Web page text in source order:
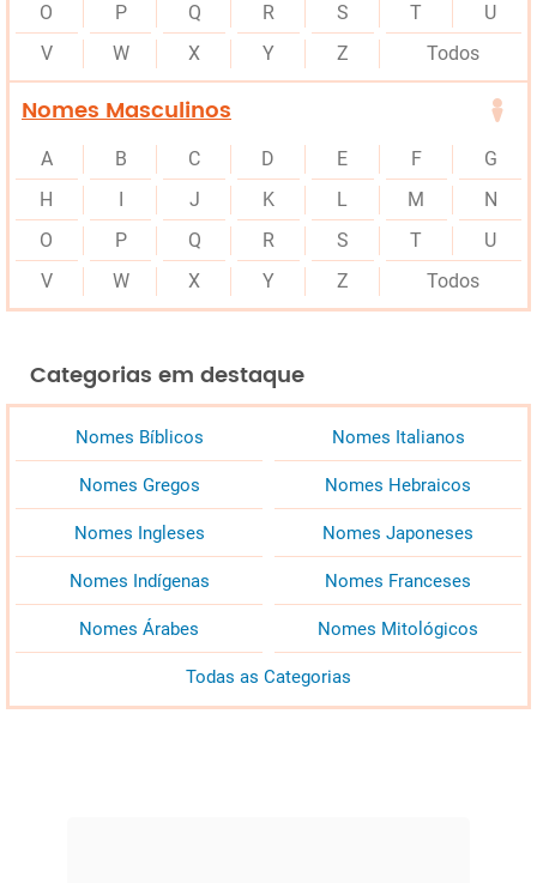
O
P Q R S T
U
V
W X Y Z Todos
Nomes Masculinos
A B C D E F
G
H
J K L M
N
O
P Q R S T
U
V
W X Y Z Todos
Categorias em destaque
Nomes Bíblicos Nomes Italianos
Nomes Gregos Nomes Hebraicos
Nomes Ingleses Nomes Japoneses
Nomes Indígenas Nomes Franceses
Nomes Árabes Nomes Mitológicos
Todas as Categorias